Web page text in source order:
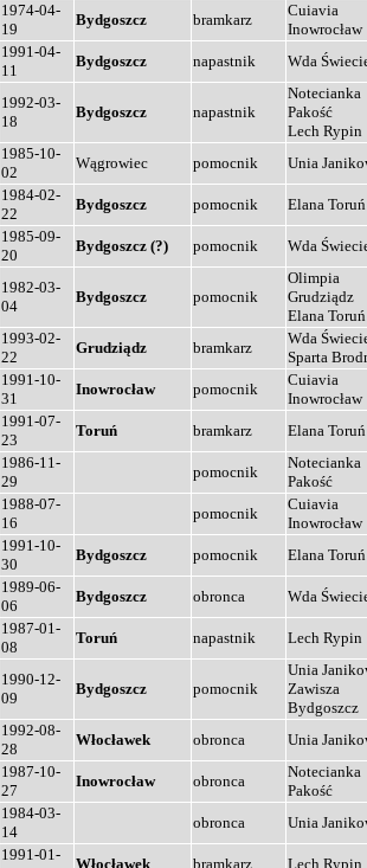
1974-04-
19
Bydgoszcz bramkarz
Cuiavia
Inowrocław
1991-04-
11
Bydgoszcz napastnik Wda
1992-03-
18
Bydgoszcz napastnik
Notecianka
Pakość
Lech Rypin
1985-10-
02
Wągrowiec pomocnik Unia
1984-02-
22
Bydgoszcz pomocnik Elana Toruń
1985-09-
20
Bydgoszcz (?) pomocnik Wda
1982-03-
04
Bydgoszcz pomocnik
Olimpia
Grudziądz
Elana Toruń
1993-02-
22
Grudziądz bramkarz
Wda
Sparta
1991-10-
31
Inowrocław pomocnik
Cuiavia
Inowrocław
1991-07-
23
Toruń bramkarz Elana Toruń
1986-11-
29
pomocnik
Notecianka
Pakość
1988-07-
16
pomocnik
Cuiavia
Inowrocław
1991-10-
30
Bydgoszcz pomocnik Elana Toruń
1989-06-
06
Bydgoszcz obronca Wda
1987-01-
08
Toruń napastnik Lech Rypin
1990-12-
09
Bydgoszcz pomocnik
Unia
Zawisza
Bydgoszcz
1992-08-
28
Włocławek obronca Unia
1987-10-
27
Inowrocław obronca
Notecianka
Pakość
1984-03-
14
obronca Unia
1991-01-
Włocławek bramkarz Lech Rypin